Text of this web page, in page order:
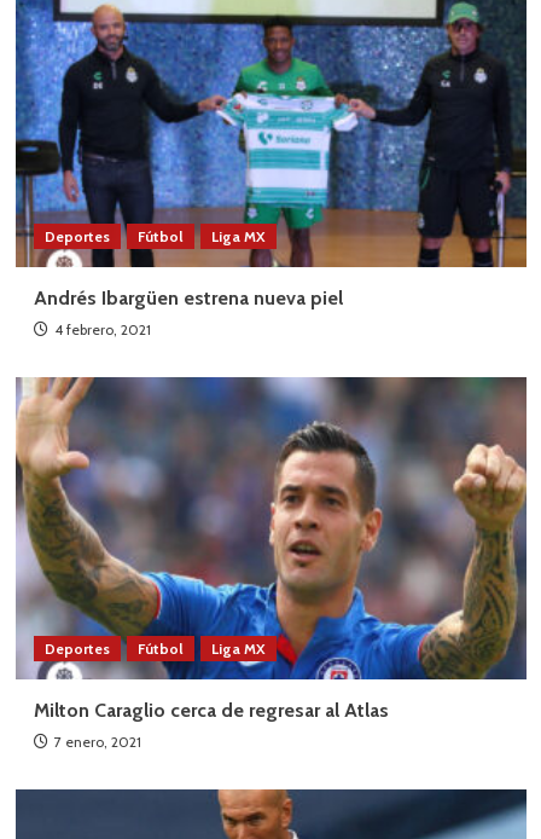
Deportes Fútbol Liga MX
Andrés Ibargüen estrena nueva piel
4 febrero, 2021
Deportes Fútbol Liga MX
Milton Caraglio cerca de regresar al Atlas
7 enero, 2021